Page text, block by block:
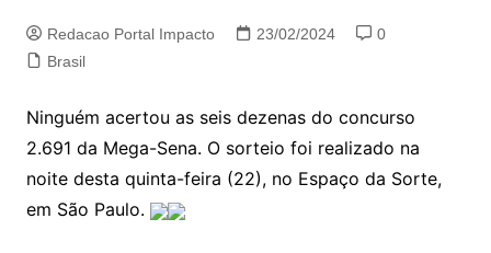
Redacao Portal Impacto 23/02/2024
0
Brasil
Ninguém acertou as seis dezenas do concurso
2.691 da Mega-Sena. O sorteio foi realizado na
noite desta quinta-feira (22), no Espaço da Sorte,
em São Paulo.